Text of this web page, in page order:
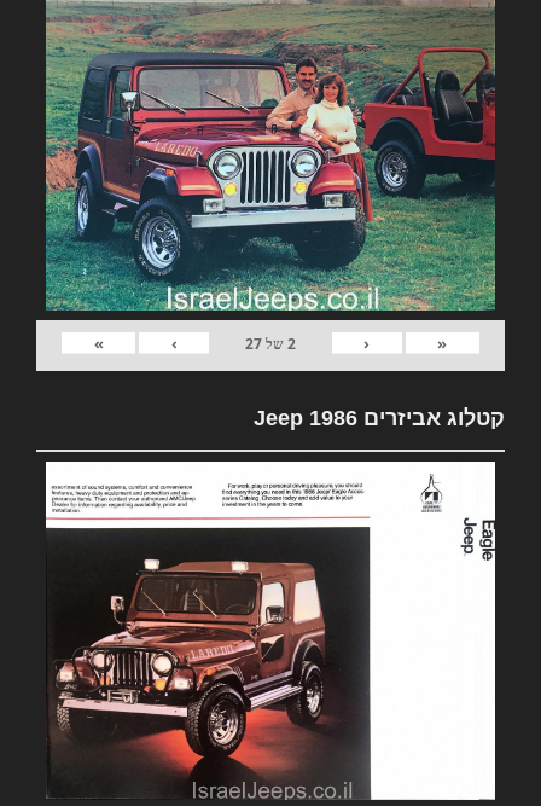
«
‹
2של27
›
»
קטלוג אביזרים Jeep 1986